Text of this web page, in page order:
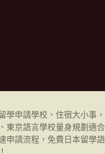
學申請學校、住宿大小事，
東京語言學校量身規劃適合
申請流程，免費日本留學語